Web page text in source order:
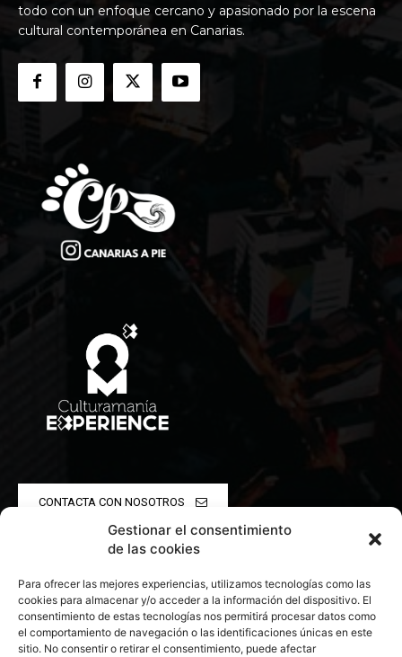
Gestionar el consentimiento
de las cookies
Para ofrecer las mejores experiencias, utilizamos tecnologías como las
cookies para almacenar y/o acceder a la información del dispositivo. El
consentimiento de estas tecnologías nos permitirá procesar datos como
el comportamiento de navegación o las identificaciones únicas en este
sitio. No consentir o retirar el consentimiento, puede afectar
todo con un enfoque cercano y apasionado por la escena
cultural contemporánea en Canarias.
CONTACTA CON NOSOTROS
POLÍTICA DE PRIVACIDAD
POLÍTICA DE COOKIES